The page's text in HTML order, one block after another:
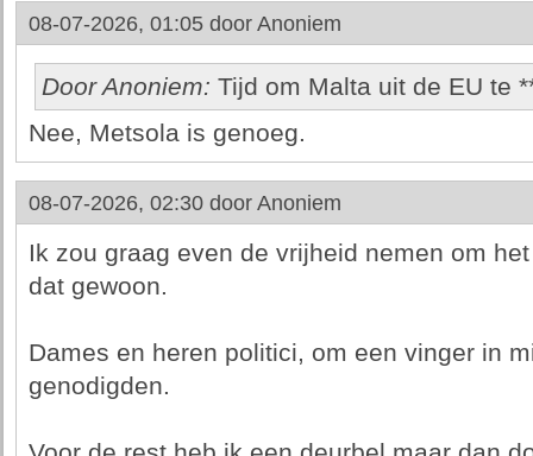
08-07-2026, 01:05 door Anoniem
Door Anoniem: Tijd om Malta uit de EU te
Nee, Metsola is genoeg.
08-07-2026, 02:30 door Anoniem
Ik zou graag even de vrijheid nemen om
dat gewoon.
Dames en heren politici, om een vinger in
genodigden.